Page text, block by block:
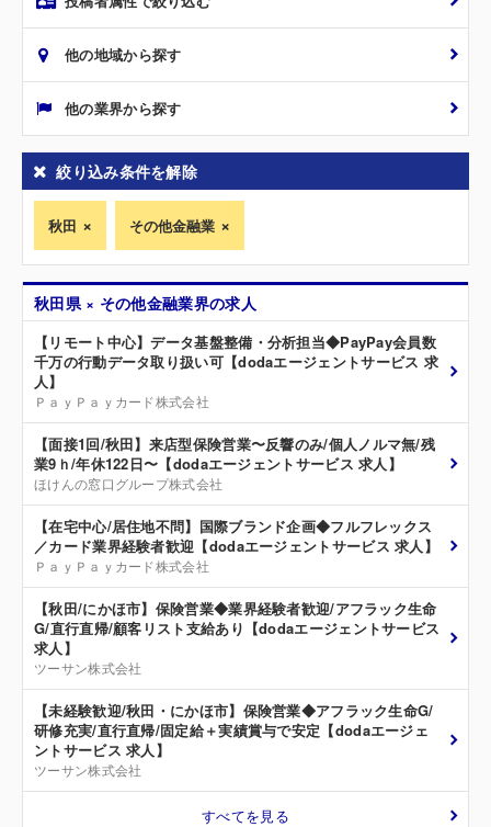
他の地域から探す
他の業界から探す
絞り込み条件を解除
秋田 その他金融業
秋田県 × その他金融業界の求人
【リモート中心】データ基盤整備・分析担当◆PayPay会員数
千万の行動データ取り扱い可【dodaエージェントサービス 求
人】
ＰａｙＰａｙカード株式会社
【面接1回/秋田】来店型保険営業〜反響のみ/個人ノルマ無/残
業9ｈ/年休122日〜【dodaエージェントサービス 求人】
ほけんの窓口グループ株式会社
【在宅中心/居住地不問】国際ブランド企画◆フルフレックス
／カード業界経験者歓迎【dodaエージェントサービス 求人】
ＰａｙＰａｙカード株式会社
【秋田/にかほ市】保険営業◆業界経験者歓迎/アフラック生命
G/直行直帰/顧客リスト支給あり【dodaエージェントサービス
求人】
ツーサン株式会社
【未経験歓迎/秋田・にかほ市】保険営業◆アフラック生命G/
研修充実/直行直帰/固定給＋実績賞与で安定【dodaエージェ
ントサービス 求人】
ツーサン株式会社
すべてを見る